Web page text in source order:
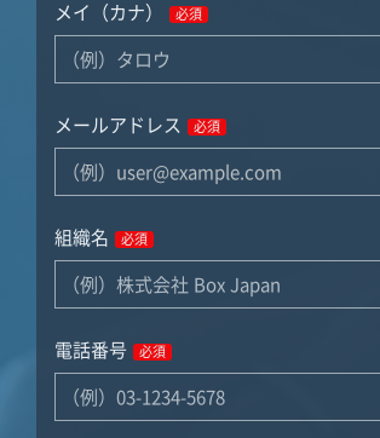
メイ（カナ） 必須
メールアドレス 必須
組織名 必須
電話番号 必須